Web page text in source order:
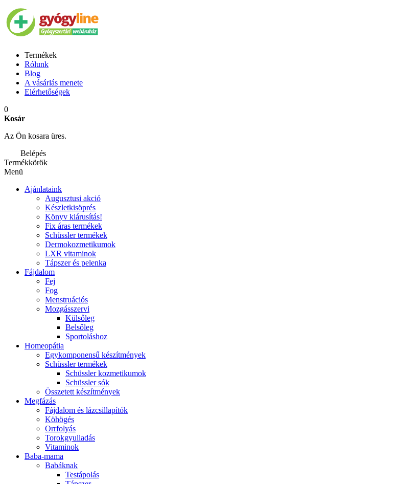
Termékek
Rólunk
Blog
A vásárlás menete
Elérhetőségek
0
Kosár
Az Ön kosara üres.
Belépés
Termékkörök
Menü
Ajánlataink
Augusztusi akció
Készletkisöprés
Könyv kiárusítás!
Fix áras termékek
Schüssler termékek
Dermokozmetikumok
LXR vitaminok
Tápszer és pelenka
Fájdalom
Fej
Fog
Menstruációs
Mozgásszervi
Külsőleg
Belsőleg
Sportoláshoz
Homeopátia
Egykomponensű készítmények
Schüssler termékek
Schüssler kozmetikumok
Schüssler sók
Összetett készítmények
Megfázás
Fájdalom és lázcsillapítók
Köhögés
Orrfolyás
Torokgyulladás
Vitaminok
Baba-mama
Babáknak
Testápolás